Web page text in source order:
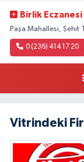
Birlik Eczanesi
Paşa Mahallesi, Şehit
0 (236) 414 17 20
Vitrindeki